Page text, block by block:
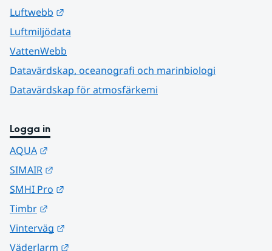
Luftwebb
Luftmiljödata
VattenWebb
Datavärdskap, oceanografi och marinbiologi
Datavärdskap för atmosfärkemi
Logga in
AQUA
SIMAIR
SMHI Pro
Timbr
Vinterväg
Väderlarm